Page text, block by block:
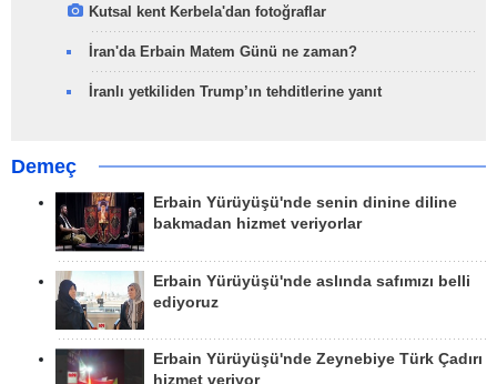
Kutsal kent Kerbela'dan fotoğraflar
İran'da Erbain Matem Günü ne zaman?
İranlı yetkiliden Trump’ın tehditlerine yanıt
Demeç
Erbain Yürüyüşü'nde senin dinine diline
bakmadan hizmet veriyorlar
Erbain Yürüyüşü'nde aslında safımızı belli
ediyoruz
Erbain Yürüyüşü'nde Zeynebiye Türk Çadırı
hizmet veriyor